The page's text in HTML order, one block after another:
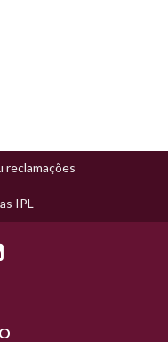
reclamações
IPL